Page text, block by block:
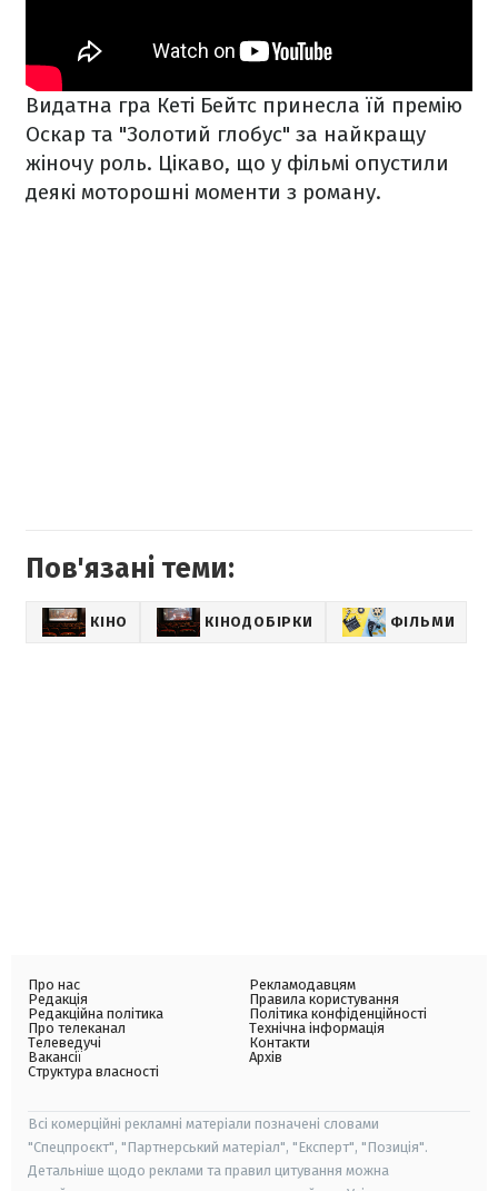
Видатна гра Кеті Бейтс принесла їй премію
Оскар та "Золотий глобус" за найкращу
жіночу роль. Цікаво, що у фільмі опустили
деякі моторошні моменти з роману.
Пов'язані теми:
КІНО КІНОДОБІРКИ ФІЛЬМИ
Про нас
Редакція
Редакційна політика
Про телеканал
Телеведучі
Вакансії
Структура власності
Рекламодавцям
Правила користування
Політика конфіденційності
Технічна інформація
Контакти
Архів
Всі комерційні рекламні матеріали позначені словами
"Спецпроєкт", "Партнерський матеріал", "Експерт", "Позиція".
Детальніше щодо реклами та правил цитування можна